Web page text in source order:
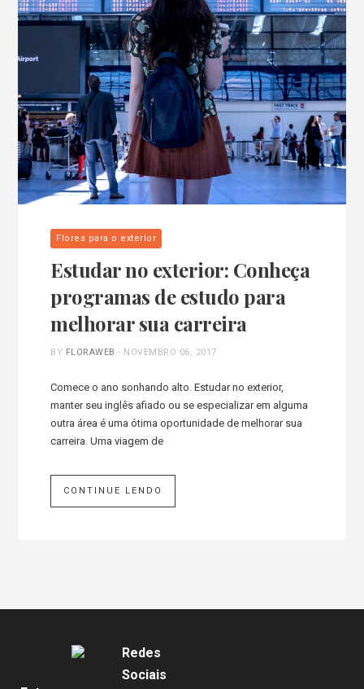
Flores para o exterior
Estudar no exterior: Conheça
programas de estudo para
melhorar sua carreira
BY FLORAWEB - NOVEMBRO 06, 2017
Comece o ano sonhando alto. Estudar no exterior,
manter seu inglês afiado ou se especializar em alguma
outra área é uma ótima oportunidade de melhorar sua
carreira. Uma viagem de
CONTINUE LENDO
Redes
Sociais